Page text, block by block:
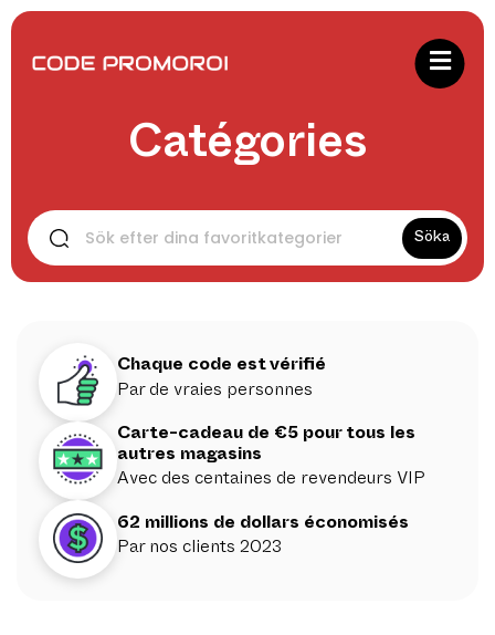
Catégories
Söka
Chaque code est vérifié
Par de vraies personnes
Carte-cadeau de €5 pour tous les
autres magasins
Avec des centaines de revendeurs VIP
62 millions de dollars économisés
Par nos clients 2023